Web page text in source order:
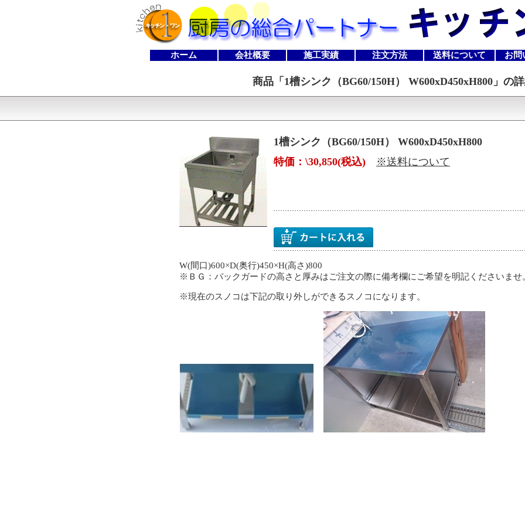
ホーム 会社概要 施工実績 注文方法 送料について お問
商品「 1槽シンク（BG60/150H） W600xD450xH800 」の
1槽シンク（BG60/150H） W600xD450xH800
特価：\30,850(税込) ※送料について
W(間口)600×D(奥行)450×H(高さ)800
※ＢＧ：バックガードの高さと厚みはご注文の際に備考欄にご希望を明記くださいませ
※現在のスノコは下記の取り外しができるスノコになります。